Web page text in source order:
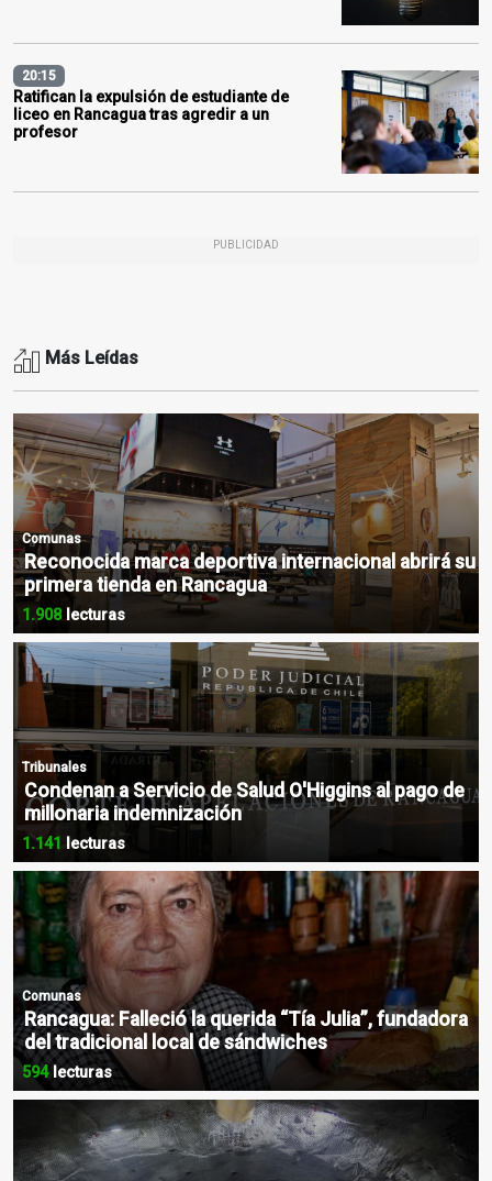
20:15
Ratifican la expulsión de estudiante de
liceo en Rancagua tras agredir a un
profesor
PUBLICIDAD
Más Leídas
Comunas
Reconocida marca deportiva internacional abrirá su
primera tienda en Rancagua
1.908lecturas
Tribunales
Condenan a Servicio de Salud O'Higgins al pago de
millonaria indemnización
1.141 lecturas
Comunas
Rancagua: Falleció la querida “Tía Julia”, fundadora
del tradicional local de sándwiches
594lecturas